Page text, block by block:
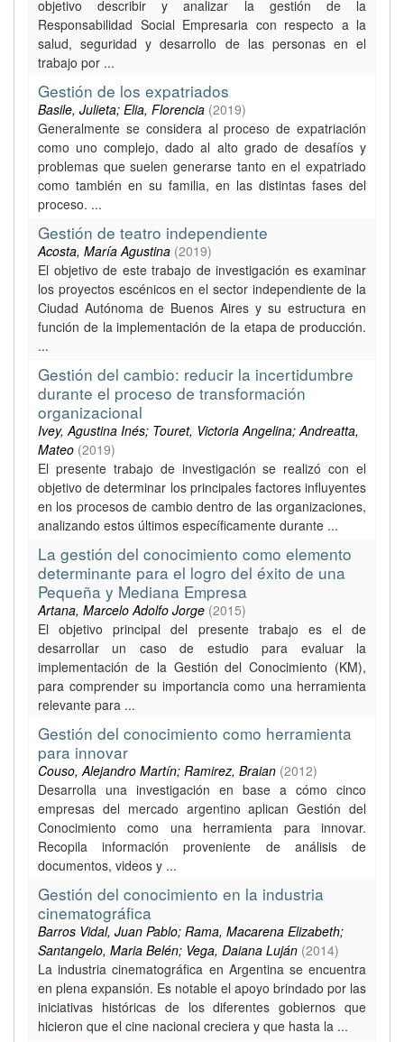
objetivo describir y analizar la gestión de la
Responsabilidad Social Empresaria con respecto a la
salud, seguridad y desarrollo de las personas en el
trabajo por ...
Gestión de los expatriados
Basile, Julieta; Elia, Florencia (2019)
Generalmente se considera al proceso de expatriación
como uno complejo, dado al alto grado de desafíos y
problemas que suelen generarse tanto en el expatriado
como también en su familia, en las distintas fases del
proceso. ...
Gestión de teatro independiente
Acosta, María Agustina (2019)
El objetivo de este trabajo de investigación es examinar
los proyectos escénicos en el sector independiente de la
Ciudad Autónoma de Buenos Aires y su estructura en
función de la implementación de la etapa de producción.
...
Gestión del cambio: reducir la incertidumbre
durante el proceso de transformación
organizacional
Ivey, Agustina Inés; Touret, Victoria Angelina; Andreatta,
Mateo (2019)
El presente trabajo de investigación se realizó con el
objetivo de determinar los principales factores influyentes
en los procesos de cambio dentro de las organizaciones,
analizando estos últimos específicamente durante ...
La gestión del conocimiento como elemento
determinante para el logro del éxito de una
Pequeña y Mediana Empresa
Artana, Marcelo Adolfo Jorge (2015)
El objetivo principal del presente trabajo es el de
desarrollar un caso de estudio para evaluar la
implementación de la Gestión del Conocimiento (KM),
para comprender su importancia como una herramienta
relevante para ...
Gestión del conocimiento como herramienta
para innovar
Couso, Alejandro Martín; Ramirez, Braian (2012)
Desarrolla una investigación en base a cómo cinco
empresas del mercado argentino aplican Gestión del
Conocimiento como una herramienta para innovar.
Recopila información proveniente de análisis de
documentos, videos y ...
Gestión del conocimiento en la industria
cinematográfica
Barros Vidal, Juan Pablo; Rama, Macarena Elizabeth;
Santangelo, Maria Belén; Vega, Daiana Luján (2014)
La industria cinematográfica en Argentina se encuentra
en plena expansión. Es notable el apoyo brindado por las
iniciativas históricas de los diferentes gobiernos que
hicieron que el cine nacional creciera y que hasta la ...